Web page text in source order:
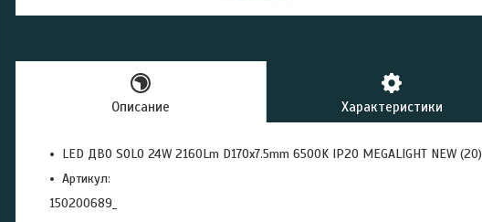
Описание Характеристики
LED ДВО SOLO 24W 2160Lm D170x7.5mm 6500K IP20 MEGALIGHT NEW (20)
Артикул:
150200689_